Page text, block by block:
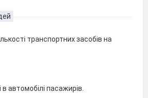
транспортних засобів на
автомобілі пасажирів.